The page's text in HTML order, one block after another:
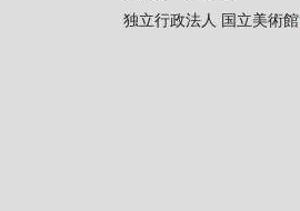
独立行政法人 国立美術館